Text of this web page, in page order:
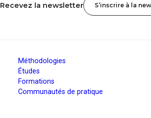
Recevez la newsletter S’inscrire à la
Méthodologies
Études
Formations
Communautés de pratique